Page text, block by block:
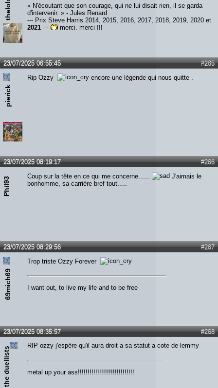
« N'écoutant que son courage, qui ne lui disait rien, il se garda
d'intervenir. » - Jules Renard
--- Prix Steve Harris 2014, 2015, 2016, 2017, 2018, 2019, 2020 et
2021 --- merci, merci !!!
#265
23/07/2025 06:55:45
pierick
Rip Ozzy encore une légende qui nous quitte .
#266
23/07/2025 08:19:17
Phil93 Coup sur la tête en ce qui me concerne......
J'aimais le
bonhomme, sa carrière bref tout.....
#267
23/07/2025 08:29:56
69mich69
Trop triste Ozzy Forever
I want out, to live my life and to be free
#268
23/07/2025 08:35:57
the duellists
RIP ozzy j'espère qu'il aura droit a sa statut a cote de lemmy
metal up your ass!!!!!!!!!!!!!!!!!!!!!!!!!!!!!